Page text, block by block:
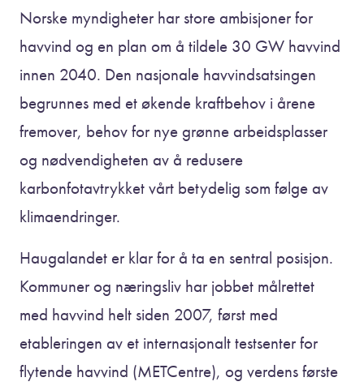
Norske myndigheter har store ambisjoner for
havvind og en plan om å tildele 30 GW havvind
innen 2040. Den nasjonale havvindsatsingen
begrunnes med et økende kraftbehov i årene
fremover, behov for nye grønne arbeidsplasser
og nødvendigheten av å redusere
karbonfotavtrykket vårt betydelig som følge av
klimaendringer.
Haugalandet er klar for å ta en sentral posisjon.
Kommuner og næringsliv har jobbet målrettet
med havvind helt siden 2007, først med
etableringen av et internasjonalt testsenter for
flytende havvind (METCentre), og verdens første